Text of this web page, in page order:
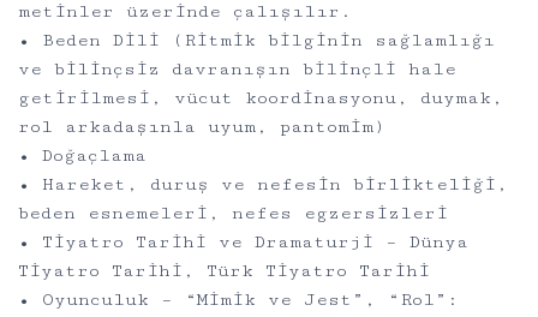
metinler üzerinde çalışılır.
• Beden Dili (Ritmik bilginin sağlamlığı
ve bilinçsiz davranışın bilinçli hale
getirilmesi, vücut koordinasyonu, duymak,
rol arkadaşınla uyum, pantomim)
• Doğaçlama
• Hareket, duruş ve nefesin birlikteliği,
beden esnemeleri, nefes egzersizleri
• Tiyatro Tarihi ve Dramaturji – Dünya
Tiyatro Tarihi, Türk Tiyatro Tarihi
• Oyunculuk – “Mimik ve Jest”, “Rol”: